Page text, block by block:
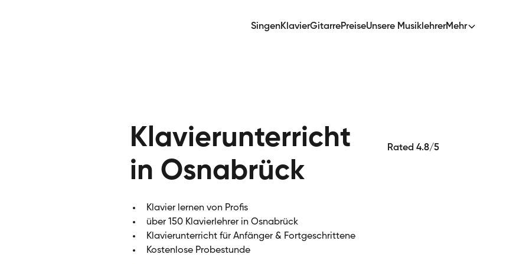
SingenKlavierGitarrePreiseUnsere MusiklehrerMehr
Klavierunterricht
in Osnabrück
Klavier lernen von Profis
über 150 Klavierlehrer in Osnabrück
Klavierunterricht für Anfänger & Fortgeschrittene
Kostenlose Probestunde
Rated 4.8/5